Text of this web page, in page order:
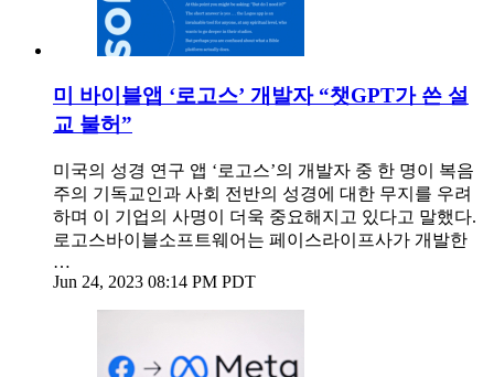
미 바이블앱 ‘로고스’ 개발자 “챗GPT가 쓴 설
교 불허”
미국의 성경 연구 앱 ‘로고스’의 개발자 중 한 명이 복음
주의 기독교인과 사회 전반의 성경에 대한 무지를 우려
하며 이 기업의 사명이 더욱 중요해지고 있다고 말했다.
로고스바이블소프트웨어는 페이스라이프사가 개발한
…
Jun 24, 2023 08:14 PM PDT